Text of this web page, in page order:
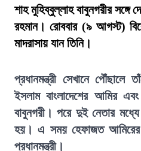
শাহ মুহিব্বুল্লাহ বাবুনগরীর সঙ্গে
রহমান। রোববার (৯ আগস্ট)
মাদরাসায় যান তিনি।
প্রধানমন্ত্রী সেখানে পৌঁছালে
ইসলাম বাংলাদেশের আমির
বাবুনগরী। পরে দুই নেতার
হয়। এ সময় হেফাজত আমিরের
প্রধানমন্ত্রী।